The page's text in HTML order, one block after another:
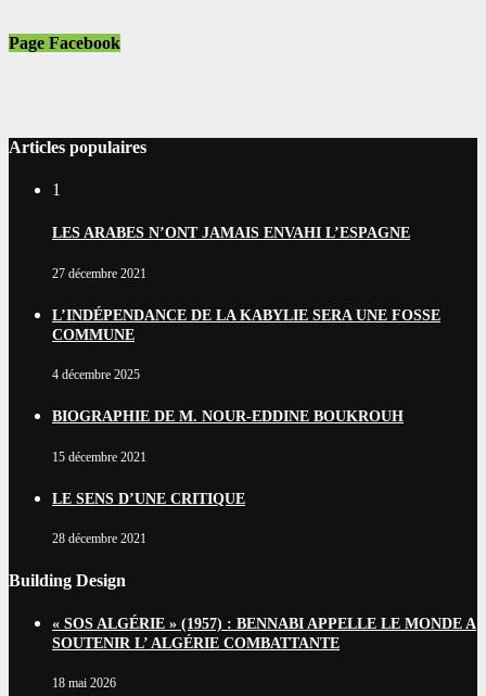
Page Facebook
Articles populaires
1
LES ARABES N’ONT JAMAIS ENVAHI L’ESPAGNE
27 décembre 2021
L’INDÉPENDANCE DE LA KABYLIE SERA UNE FOSSE
COMMUNE
4 décembre 2025
BIOGRAPHIE DE M. NOUR-EDDINE BOUKROUH
15 décembre 2021
LE SENS D’UNE CRITIQUE
28 décembre 2021
Building Design
« SOS ALGÉRIE » (1957) : BENNABI APPELLE LE MONDE A
SOUTENIR L’ ALGÉRIE COMBATTANTE
18 mai 2026